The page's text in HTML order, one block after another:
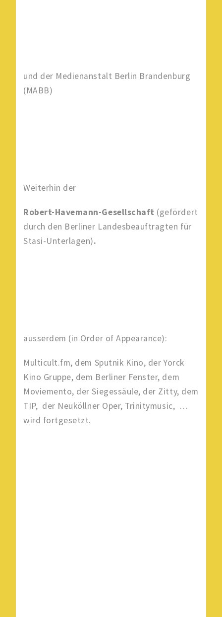
und der Medienanstalt Berlin Brandenburg
(MABB)
Weiterhin der
Robert-Havemann-Gesellschaft (gefördert
durch den Berliner Landesbeauftragten für
Stasi-Unterlagen).
ausserdem (in Order of Appearance):
Multicult.fm, dem Sputnik Kino, der Yorck
Kino Gruppe, dem Berliner Fenster, dem
Moviemento, der Siegessäule, der Zitty, dem
TIP, der Neuköllner Oper, Trinitymusic, …
wird fortgesetzt.